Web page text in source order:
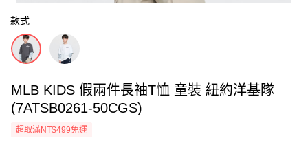
款式
MLB KIDS 假兩件長袖T恤 童裝 紐約洋基隊
(7ATSB0261-50CGS)
超取滿NT$499免運